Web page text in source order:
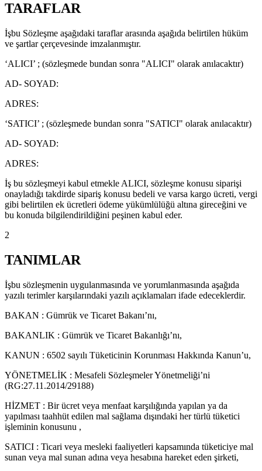
TARAFLAR
İşbu Sözleşme aşağıdaki taraflar arasında aşağıda belirtilen hüküm
ve şartlar çerçevesinde imzalanmıştır.
‘ALICI’ ; (sözleşmede bundan sonra "ALICI" olarak anılacaktır)
AD- SOYAD:
ADRES:
‘SATICI’ ; (sözleşmede bundan sonra "SATICI" olarak anılacaktır)
AD- SOYAD:
ADRES:
İş bu sözleşmeyi kabul etmekle ALICI, sözleşme konusu siparişi
onayladığı takdirde sipariş konusu bedeli ve varsa kargo ücreti, vergi
gibi belirtilen ek ücretleri ödeme yükümlülüğü altına gireceğini ve
bu konuda bilgilendirildiğini peşinen kabul eder.
2
TANIMLAR
İşbu sözleşmenin uygulanmasında ve yorumlanmasında aşağıda
yazılı terimler karşılarındaki yazılı açıklamaları ifade edeceklerdir.
BAKAN : Gümrük ve Ticaret Bakanı’nı,
BAKANLIK : Gümrük ve Ticaret Bakanlığı’nı,
KANUN : 6502 sayılı Tüketicinin Korunması Hakkında Kanun’u,
YÖNETMELİK : Mesafeli Sözleşmeler Yönetmeliği’ni
(RG:27.11.2014/29188)
HİZMET : Bir ücret veya menfaat karşılığında yapılan ya da
yapılması taahhüt edilen mal sağlama dışındaki her türlü tüketici
işleminin konusunu ,
SATICI : Ticari veya mesleki faaliyetleri kapsamında tüketiciye mal
sunan veya mal sunan adına veya hesabına hareket eden şirketi,